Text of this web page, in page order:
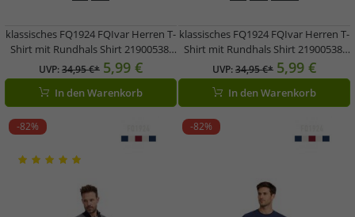
klassisches FQ1924 FQIvar Herren T-
Shirt mit Rundhals Shirt 21900538-
ME-194011 Grau
UVP:34,95 €* 5,99 €
In den Warenkorb
klassisches FQ1924 FQIvar Herren T-
Shirt mit Rundhals Shirt 21900538-
ME-191619 Braun
UVP:34,95 €* 5,99 €
In den Warenkorb
-82% -82%